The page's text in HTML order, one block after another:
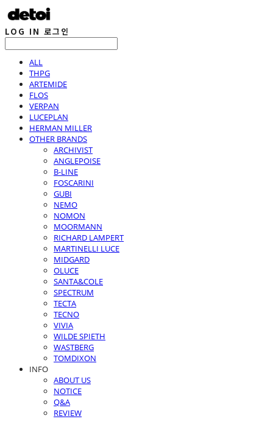
LOG IN 로그인
ALL
THPG
ARTEMIDE
FLOS
VERPAN
LUCEPLAN
HERMAN MILLER
OTHER BRANDS
ARCHIVIST
ANGLEPOISE
B-LINE
FOSCARINI
GUBI
NEMO
NOMON
MOORMANN
RICHARD LAMPERT
MARTINELLI LUCE
MIDGARD
OLUCE
SANTA&COLE
SPECTRUM
TECTA
TECNO
VIVIA
WILDE SPIETH
WASTBERG
TOMDIXON
INFO
ABOUT US
NOTICE
Q&A
REVIEW